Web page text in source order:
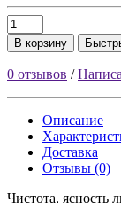
В корзину
0 отзывов /
Описание
Доставка
Отзывы (0)
Чистота,